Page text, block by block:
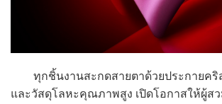
ทุกชิ้นงานสะกดสายตาด้วยประกายคริ
และวัสดุโลหะคุณภาพสูง เปิดโอกาสให้ผู้ส